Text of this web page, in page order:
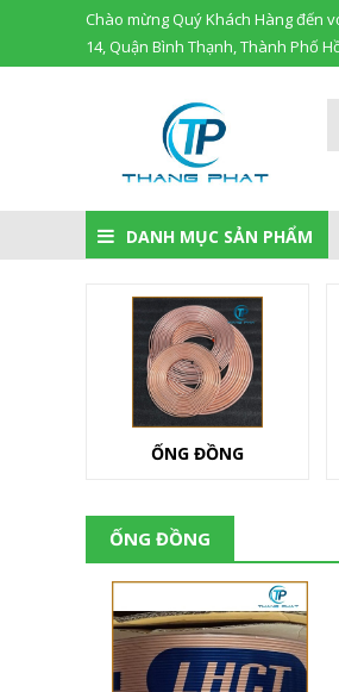
Chào mừng Quý Khách Hàng đến
14, Quận Bình Thạnh, Thành Phố
DANH MỤC SẢN PHẨM
ỐNG ĐỒNG
ỐNG ĐỒNG